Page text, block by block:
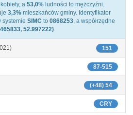
a 53,0% ludności to mężczyźni.
3,3% mieszkańców gminy. Identyfikator
systemie SIMC to 0868253, a współrzędne
52.997222).
151
87-515
(+48) 54
CRY